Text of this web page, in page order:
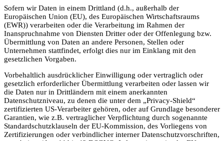
Sofern wir Daten in einem Drittland (d.h., außerhalb der
Europäischen Union (EU), des Europäischen Wirtschaftsraums
(EWR)) verarbeiten oder die Verarbeitung im Rahmen der
Inanspruchnahme von Diensten Dritter oder der Offenlegung bzw.
Übermittlung von Daten an andere Personen, Stellen oder
Unternehmen stattfindet, erfolgt dies nur im Einklang mit den
gesetzlichen Vorgaben.
Vorbehaltlich ausdrücklicher Einwilligung oder vertraglich oder
gesetzlich erforderlicher Übermittlung verarbeiten oder lassen wir
die Daten nur in Drittländern mit einem anerkannten
Datenschutzniveau, zu denen die unter dem „Privacy-Shield“
zertifizierten US-Verarbeiter gehören, oder auf Grundlage besonderer
Garantien, wie z.B. vertraglicher Verpflichtung durch sogenannte
Standardschutzklauseln der EU-Kommission, des Vorliegens von
Zertifizierungen oder verbindlicher interner Datenschutzvorschriften,